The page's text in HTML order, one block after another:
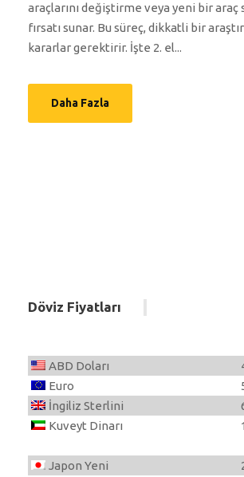
araçlarını değiştirme veya yeni bir araç
fırsatı sunar. Bu süreç, dikkatli bir
kararlar gerektirir. İşte 2. el...
Daha Fazla
Döviz Fiyatları
ABD Doları
Euro
İngiliz Sterlini
Kuveyt Dinarı
Japon Yeni